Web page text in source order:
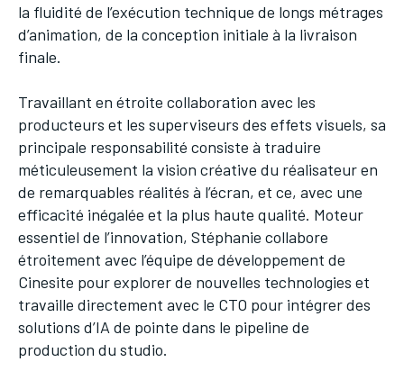
la fluidité de l’exécution technique de longs métrages
d’animation, de la conception initiale à la livraison
finale.
Travaillant en étroite collaboration avec les
producteurs et les superviseurs des effets visuels, sa
principale responsabilité consiste à traduire
méticuleusement la vision créative du réalisateur en
de remarquables réalités à l’écran, et ce, avec une
efficacité inégalée et la plus haute qualité. Moteur
essentiel de l’innovation, Stéphanie collabore
étroitement avec l’équipe de développement de
Cinesite pour explorer de nouvelles technologies et
travaille directement avec le CTO pour intégrer des
solutions d’IA de pointe dans le pipeline de
production du studio.